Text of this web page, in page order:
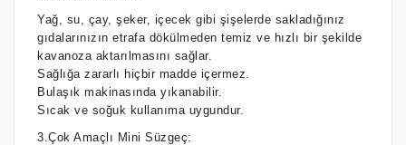
Yağ, su, çay, şeker, içecek gibi şişelerde sakladığınız
gıdalarınızın etrafa dökülmeden temiz ve hızlı bir şekilde
kavanoza aktarılmasını sağlar.
Sağlığa zararlı hiçbir madde içermez.
Bulaşık makinasında yıkanabilir.
Sıcak ve soğuk kullanıma uygundur.
3.Çok Amaçlı Mini Süzgeç: